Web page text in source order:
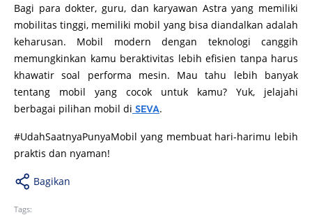
Bagi para dokter, guru, dan karyawan Astra yang memiliki
mobilitas tinggi, memiliki mobil yang bisa diandalkan adalah
keharusan. Mobil modern dengan teknologi canggih
memungkinkan kamu beraktivitas lebih efisien tanpa harus
khawatir soal performa mesin. Mau tahu lebih banyak
tentang mobil yang cocok untuk kamu? Yuk, jelajahi
berbagai pilihan mobil di SEVA.
#UdahSaatnyaPunyaMobil yang membuat hari-harimu lebih
praktis dan nyaman!
Bagikan
Tags: